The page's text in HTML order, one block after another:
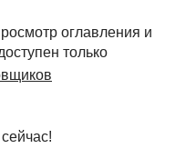
оглавления и
только